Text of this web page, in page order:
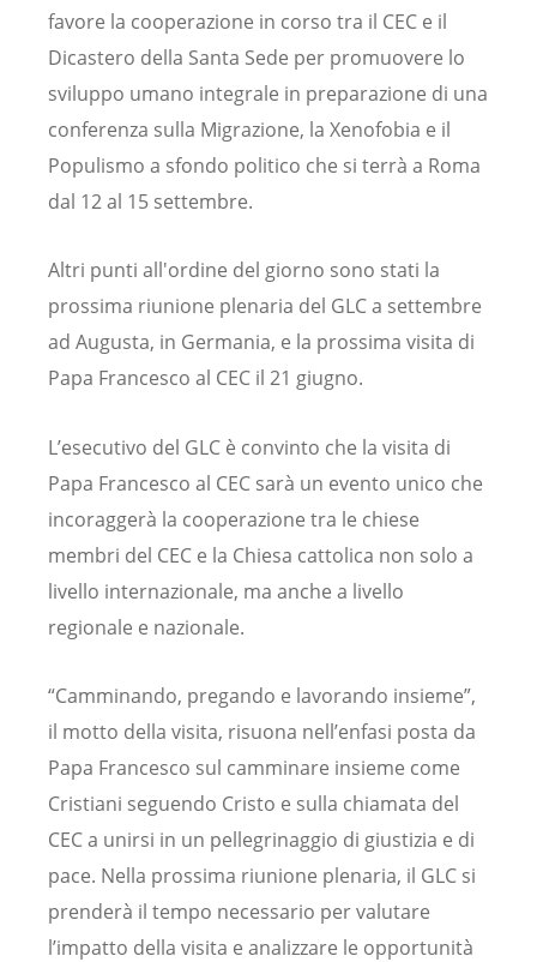
favore la cooperazione in corso tra il CEC e il
Dicastero della Santa Sede per promuovere lo
sviluppo umano integrale in preparazione di una
conferenza sulla Migrazione, la Xenofobia e il
Populismo a sfondo politico che si terrà a Roma
dal 12 al 15 settembre.
Altri punti all'ordine del giorno sono stati la
prossima riunione plenaria del GLC a settembre
ad Augusta, in Germania, e la prossima visita di
Papa Francesco al CEC il 21 giugno.
L’esecutivo del GLC è convinto che la visita di
Papa Francesco al CEC sarà un evento unico che
incoraggerà la cooperazione tra le chiese
membri del CEC e la Chiesa cattolica non solo a
livello internazionale, ma anche a livello
regionale e nazionale.
“Camminando, pregando e lavorando insieme”,
il motto della visita, risuona nell’enfasi posta da
Papa Francesco sul camminare insieme come
Cristiani seguendo Cristo e sulla chiamata del
CEC a unirsi in un pellegrinaggio di giustizia e di
pace. Nella prossima riunione plenaria, il GLC si
prenderà il tempo necessario per valutare
l’impatto della visita e analizzare le opportunità